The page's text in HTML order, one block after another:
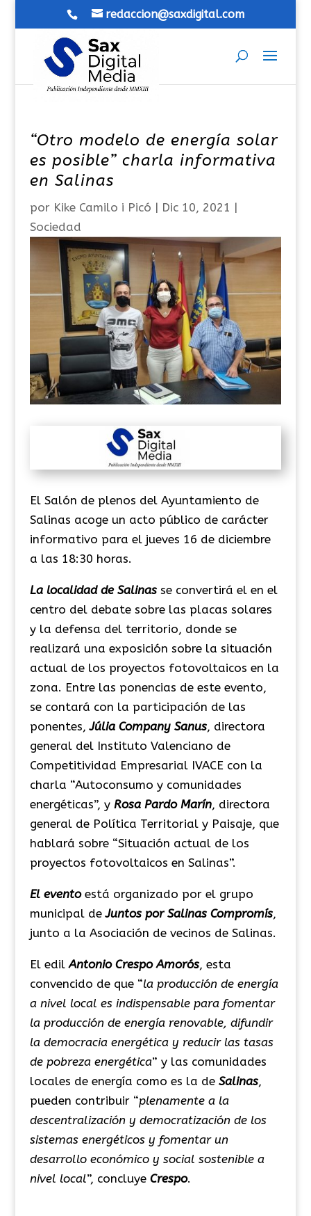
redaccion@saxdigital.com
“Otro modelo de energía solar
es posible” charla informativa
en Salinas
por Kike Camilo i Picó | Dic 10, 2021 |
Sociedad
El Salón de plenos del Ayuntamiento de
Salinas acoge un acto público de carácter
informativo para el jueves 16 de diciembre
a las 18:30 horas.
La localidad de Salinasse convertirá el en el
centro del debate sobre las placas solares
y la defensa del territorio, donde se
realizará una exposición sobre la situación
actual de los proyectos fotovoltaicos en la
zona. Entre las ponencias de este evento,
se contará con la participación de las
ponentes,Júlia Company Sanus, directora
general del Instituto Valenciano de
Competitividad Empresarial IVACE con la
charla “Autoconsumo y comunidades
energéticas”, y Rosa Pardo Marín, directora
general de Política Territorial y Paisaje, que
hablará sobre “Situación actual de los
proyectos fotovoltaicos en Salinas”.
El eventoestá organizado por el grupo
municipal deJuntos por Salinas Compromís,
junto a la Asociación de vecinos de Salinas.
El edilAntonio Crespo Amorós, esta
convencido de que “la producción de energía
a nivel local es indispensable para fomentar
la producción de energía renovable, difundir
la democracia energética y reducir las tasas
de pobreza energética” y las comunidades
locales de energía como es la de Salinas,
pueden contribuir “plenamente a la
descentralización y democratización de los
sistemas energéticos y fomentar un
desarrollo económico y social sostenible a
nivel local”, concluye Crespo.